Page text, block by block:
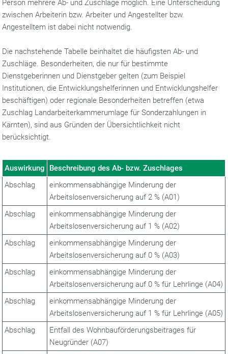
Person mehrere Ab- und Zuschläge möglich. Eine Unterscheidung
zwischen Arbeiterin bzw. Arbeiter und Angestellter bzw.
Angestelltem ist dabei nicht notwendig.
Die nachstehende Tabelle beinhaltet die häufigsten Ab- und
Zuschläge. Besonderheiten, die nur für bestimmte
Dienstgeberinnen und Dienstgeber gelten (zum Beispiel
Institutionen, die Entwicklungshelferinnen und Entwicklungshelfer
beschäftigen) oder regionale Besonderheiten betreffen (etwa
Zuschlag Landarbeiterkammerumlage für Sonderzahlungen in
Kärnten), sind aus Gründen der Übersichtlichkeit nicht
berücksichtigt.
Auswirkung
Beschreibung des Ab- bzw. Zuschlages
Abschlag
einkommensabhängige Minderung der
Arbeitslosenversicherung auf 2 % (A01)
Abschlag
einkommensabhängige Minderung der
Arbeitslosenversicherung auf 1 % (A02)
Abschlag
einkommensabhängige Minderung der
Arbeitslosenversicherung auf 0 % (A03)
Abschlag
einkommensabhängige Minderung der
Arbeitslosenversicherung auf 0 % für Lehrlinge (A04)
Abschlag
einkommensabhängige Minderung der
Arbeitslosenversicherung auf 1 % für Lehrlinge (A05)
Abschlag
Entfall des Wohnbauförderungsbeitrages für
Neugründer (A07)